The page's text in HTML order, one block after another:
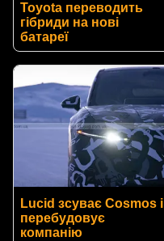
Toyota переводить
гібриди на нові
батареї
Lucid зсуває Cosmos і
перебудовує
компанію